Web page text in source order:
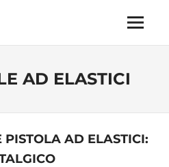
Menu
AD ELASTICI
AD ELASTICI: